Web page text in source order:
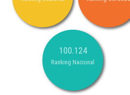
100.124
Ranking Nacional